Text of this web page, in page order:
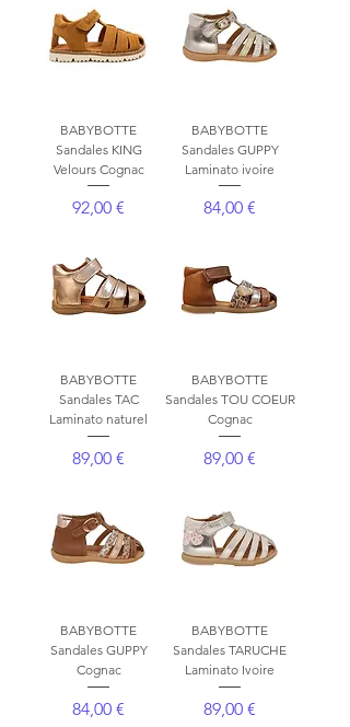
BABYBOTTE
Sandales KING
Velours Cognac
Prix
92,00 €
BABYBOTTE
Sandales GUPPY
Laminato ivoire
Prix
84,00 €
BABYBOTTE
Sandales TAC
Laminato naturel
Prix
89,00 €
BABYBOTTE
Sandales TOU COEUR
Cognac
Prix
89,00 €
BABYBOTTE
Sandales GUPPY
Cognac
Prix
84,00 €
BABYBOTTE
Sandales TARUCHE
Laminato Ivoire
Prix
89,00 €